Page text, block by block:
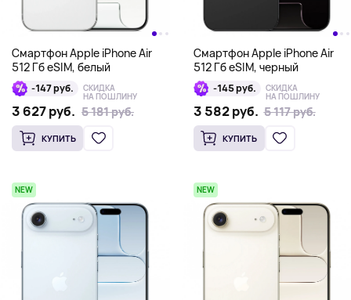
Смартфон Apple iPhone Air
512 Гб eSIM, белый
-147 руб. СКИДКА
НА ПОШЛИНУ
5 181 руб.
3 627 руб. 5 181 руб.
КУПИТЬ
Смартфон Apple iPhone Air
512 Гб eSIM, черный
-145 руб. СКИДКА
НА ПОШЛИНУ
5 117 руб.
3 582 руб. 5 117 руб.
КУПИТЬ
NEW NEW